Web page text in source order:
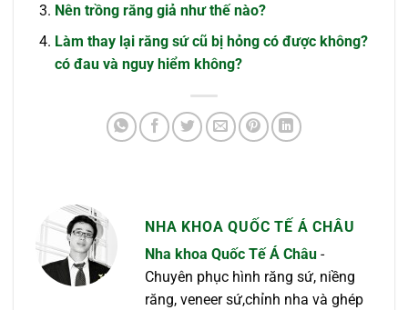
Nên trồng răng giả như thế nào?
Làm thay lại răng sứ cũ bị hỏng có được không?
có đau và nguy hiểm không?
NHA KHOA QUỐC TẾ Á CHÂU
Nha khoa Quốc Tế Á Châu -
Chuyên phục hình răng sứ, niềng
răng, veneer sứ,chỉnh nha và ghép